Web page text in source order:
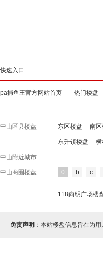
快速入口
pa捕鱼王官方网站首页 热门楼盘
中山区县楼盘 东区楼盘 南区
东升镇楼盘 横
中山附近城市
中山商圈楼盘 0 b c
118向明广场楼
免责声明 ：本站楼盘信息旨在为